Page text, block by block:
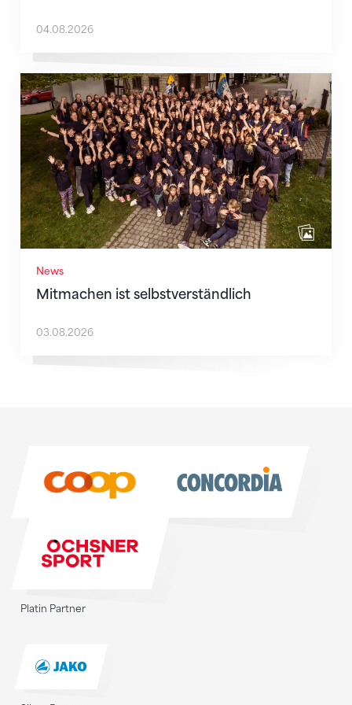
04.08.2026
News
Mitmachen ist selbstverständlich
Mitmachen ist selbstverständlich
03.08.2026
Platin Partner